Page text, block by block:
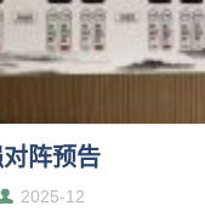
阵预告
2025-12